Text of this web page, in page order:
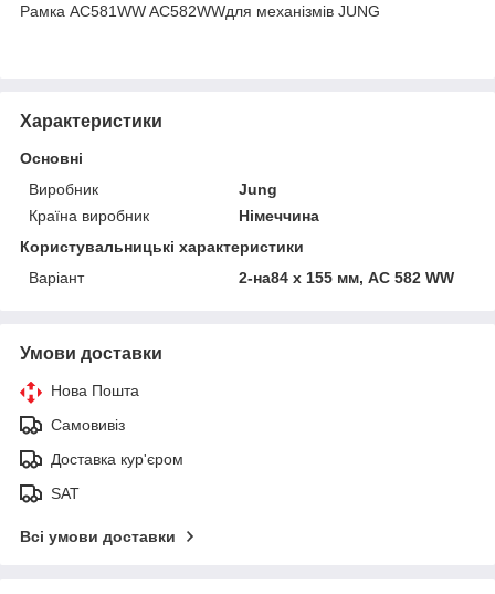
Рамка AC581WW AC582WWдля механізмів JUNG
Характеристики
Основні
Виробник
Jung
Країна виробник
Німеччина
Користувальницькі характеристики
Варіант
2-на84 x 155 мм, AC 582 WW
Умови доставки
Нова Пошта
Самовивіз
Доставка кур'єром
SAT
Всі умови доставки